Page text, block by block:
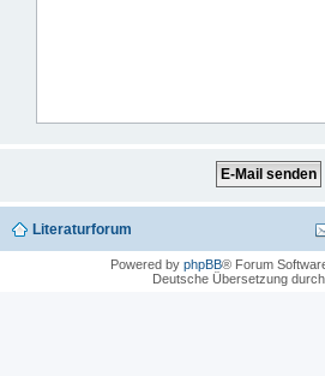
Literaturforum
Powered by phpBB® Forum
Deutsche Übersetzung durch